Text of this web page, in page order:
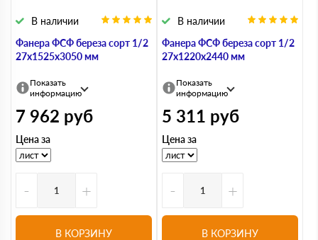
Фанера ФСФ береза сорт 1/2
27х1525х3050 мм
В наличии
Показать
информацию
7 962 руб
Цена за
- +
В КОРЗИНУ
Фанера ФСФ береза сорт 1/2
27х1220х2440 мм
В наличии
Показать
информацию
5 311 руб
Цена за
- +
В КОРЗИНУ